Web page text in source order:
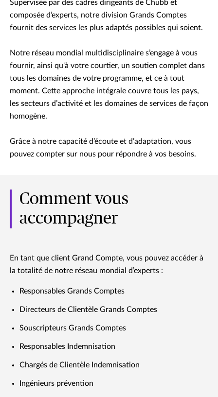
Supervisée par des cadres dirigeants de Chubb et
composée d’experts, notre division Grands Comptes
fournit des services les plus adaptés possibles qui soient.
Notre réseau mondial multidisciplinaire s’engage à vous
fournir, ainsi qu'à votre courtier, un soutien complet dans
tous les domaines de votre programme, et ce à tout
moment. Cette approche intégrale couvre tous les pays,
les secteurs d’activité et les domaines de services de façon
homogène.
Grâce à notre capacité d’écoute et d’adaptation, vous
pouvez compter sur nous pour répondre à vos besoins.
Comment vous
accompagner
En tant que client Grand Compte, vous pouvez accéder à
la totalité de notre réseau mondial d’experts :
Responsables Grands Comptes
Directeurs de Clientèle Grands Comptes
Souscripteurs Grands Comptes
Responsables Indemnisation
Chargés de Clientèle Indemnisation
Ingénieurs prévention